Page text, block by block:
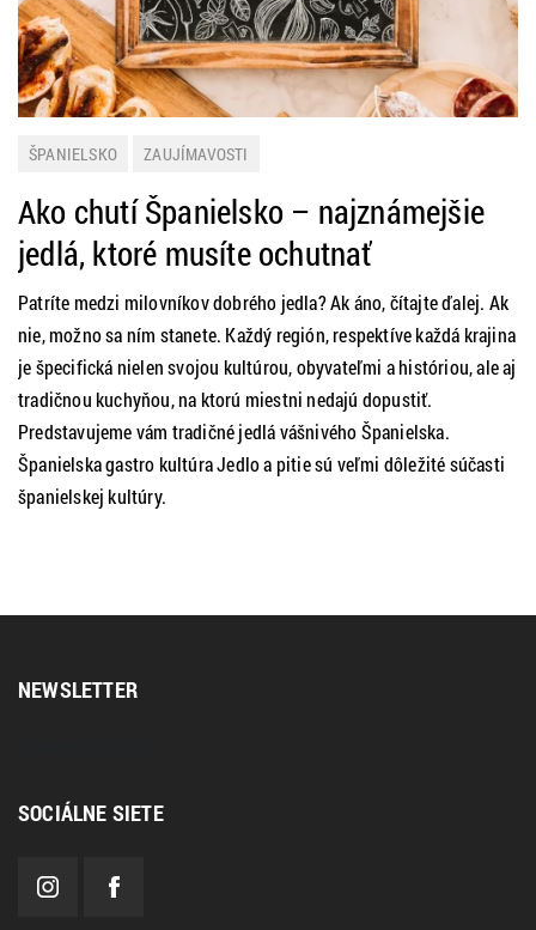
ŠPANIELSKO ZAUJÍMAVOSTI
Ako chutí Španielsko – najznámejšie
jedlá, ktoré musíte ochutnať
Patríte medzi milovníkov dobrého jedla? Ak áno, čítajte ďalej. Ak
nie, možno sa ním stanete. Každý región, respektíve každá krajina
je špecifická nielen svojou kultúrou, obyvateľmi a históriou, ale aj
tradičnou kuchyňou, na ktorú miestni nedajú dopustiť.
Predstavujeme vám tradičné jedlá vášnivého Španielska.
Španielska gastro kultúra Jedlo a pitie sú veľmi dôležité súčasti
španielskej kultúry.
NEWSLETTER
SOCIÁLNE SIETE